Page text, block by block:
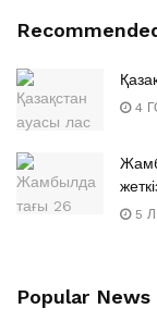
4
5
Popular News